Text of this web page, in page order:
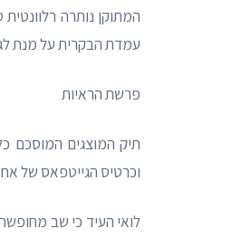
המתוקן נותרה
עמדת הבקרית על מנת
פרשת הראיות
תיק המוצגים המוסכם
וכרטיס הגייטפאס של
לואי העיד כי שב